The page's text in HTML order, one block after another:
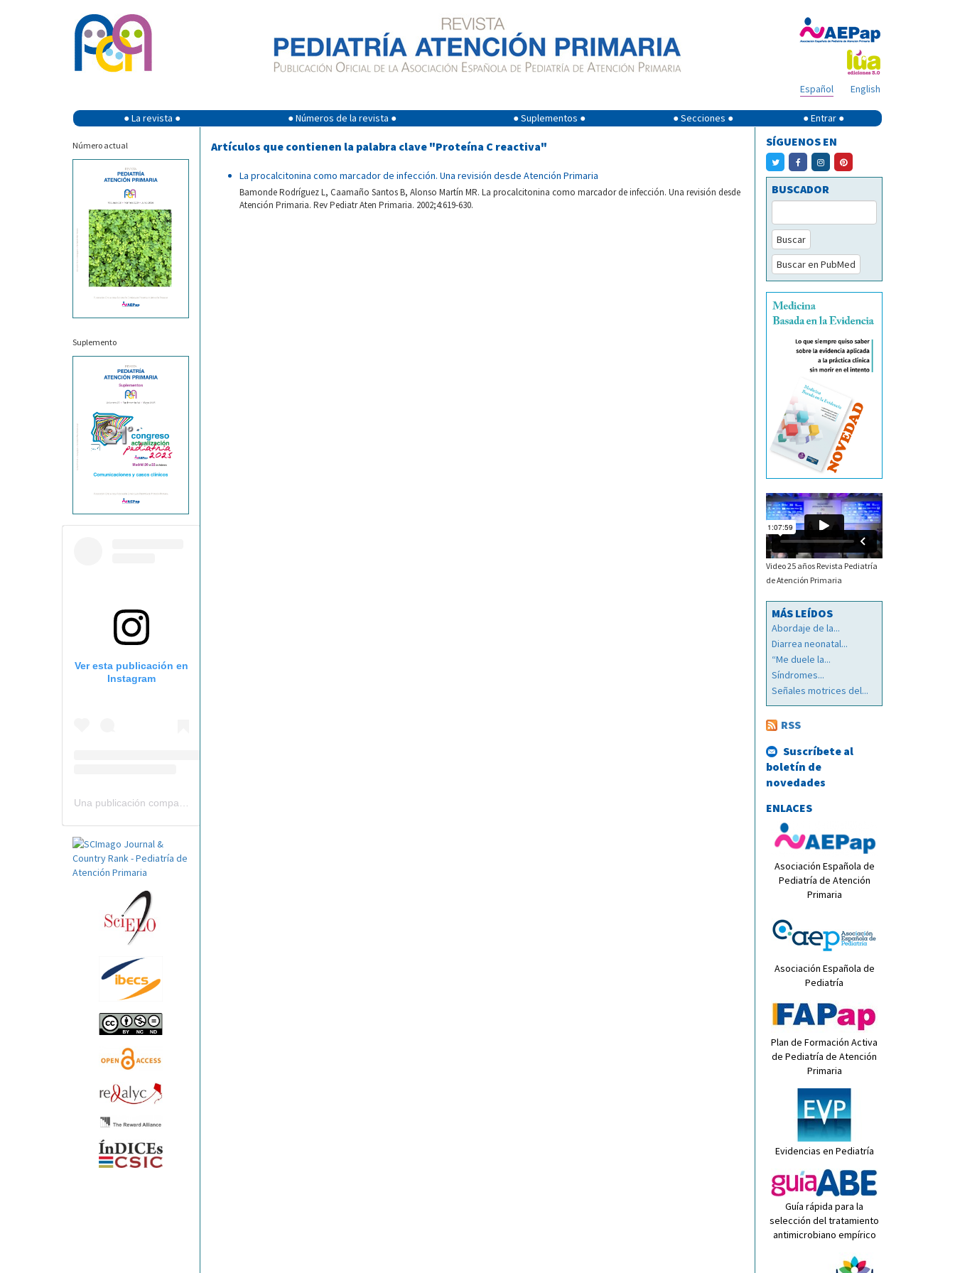
English
Español
● La revista ● ● Números de la revista ● ● Suplementos ● ● Secciones ● ● Entrar ●
Número actual
Suplemento
Ver esta publicación en
Instagram
Artículos que contienen la palabra clave "Proteína C reactiva"
La procalcitonina como marcador de infección. Una revisión desde Atención Primaria
Bamonde Rodríguez L, Caamaño Santos B, Alonso Martín MR. La procalcitonina como marcador de infección. Una revisión desde
Atención Primaria. Rev Pediatr Aten Primaria. 2002;4:619-630.
SÍGUENOS EN
BUSCADOR
Buscar
Buscar en PubMed
Video 25 años Revista Pediatría
de Atención Primaria
MÁS LEÍDOS
Abordaje de la...
Diarrea neonatal...
“Me duele la...
Síndromes...
Señales motrices del...
RSS
Suscríbete al
boletín de
novedades
ENLACES
Asociación Española de
Pediatría de Atención
Primaria
Asociación Española de
Pediatría
Plan de Formación Activa
de Pediatría de Atención
Primaria
Evidencias en Pediatría
Guía rápida para la
selección del tratamiento
antimicrobiano empírico